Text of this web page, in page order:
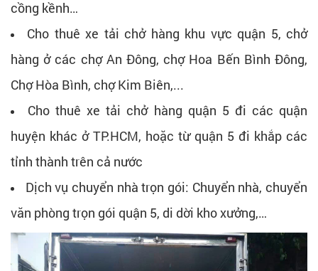
cồng kềnh…
Cho thuê xe tải chở hàng khu vực quận 5, chở
hàng ở các chợ An Đông, chợ Hoa Bến Bình Đông,
Chợ Hòa Bình, chợ Kim Biên,...
Cho thuê xe tải chở hàng quận 5 đi các quận
huyện khác ở TP.HCM, hoặc từ quận 5 đi khắp các
tỉnh thành trên cả nước
Dịch vụ chuyển nhà trọn gói: Chuyển nhà, chuyển
văn phòng trọn gói quận 5, di dời kho xưởng,…